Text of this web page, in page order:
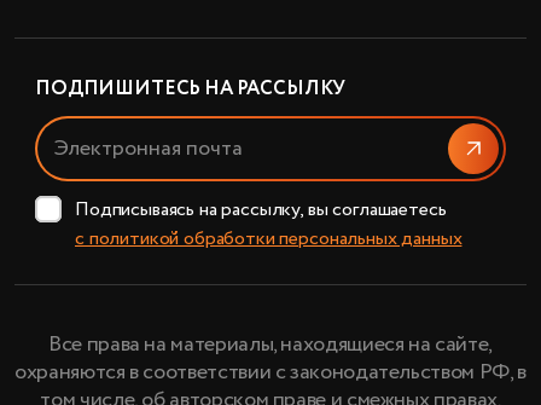
ПОДПИШИТЕСЬ НА РАССЫЛКУ
Подписываясь на рассылку, вы соглашаетесь
с политикой обработки персональных данных
Все права на материалы, находящиеся на сайте,
охраняются в соответствии с законодательством РФ, в